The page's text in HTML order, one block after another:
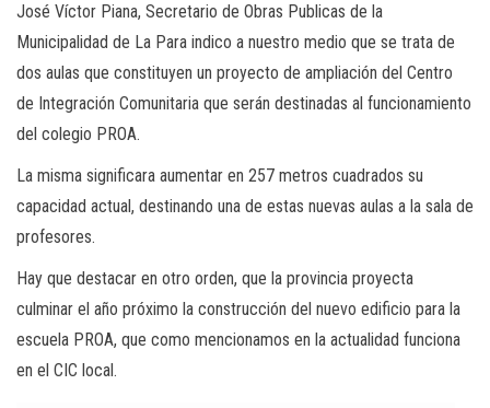
José Víctor Piana, Secretario de Obras Publicas de la
Municipalidad de La Para indico a nuestro medio que se trata de
dos aulas que constituyen un proyecto de ampliación del Centro
de Integración Comunitaria que serán destinadas al funcionamiento
del colegio PROA.
La misma significara aumentar en 257 metros cuadrados su
capacidad actual, destinando una de estas nuevas aulas a la sala de
profesores.
Hay que destacar en otro orden, que la provincia proyecta
culminar el año próximo la construcción del nuevo edificio para la
escuela PROA, que como mencionamos en la actualidad funciona
en el CIC local.